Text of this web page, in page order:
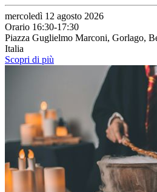
mercoledì 12 agosto 2026
Orario 16:30-17:30
Piazza Guglielmo Marconi, Gorlago,
Italia
Scopri di più